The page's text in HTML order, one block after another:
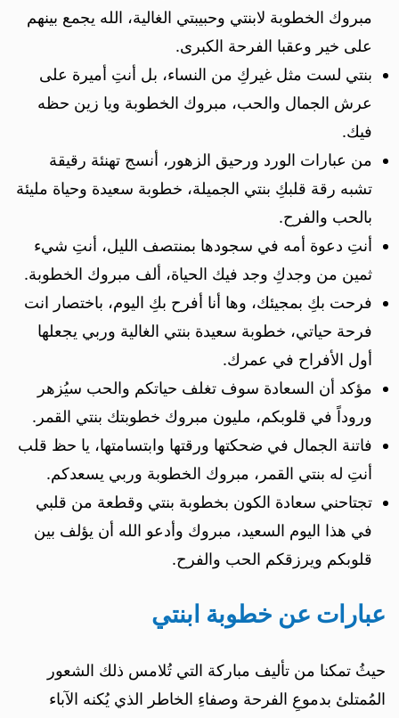
مبروك الخطوبة لابنتي وحبيبتي الغالية، الله يجمع بينهم
على خير وعقبا الفرحة الكبرى.
بنتي لست مثل غيركِ من النساء، بل أنتِ أميرة على
عرش الجمال والحب، مبروك الخطوبة ويا زين حظه
فيك.
من عبارات الورد ورحيق الزهور، أنسج تهنئة رقيقة
تشبه رقة قلبكِ بنتي الجميلة، خطوبة سعيدة وحياة مليئة
بالحب والفرح.
أنتِ دعوة أمه في سجودها بمنتصف الليل، أنتِ شيء
ثمين من وجدكِ وجد فيك الحياة، ألف مبروك الخطوبة.
فرحت بكِ بمجيئك، وها أنا أفرح بكِ اليوم، باختصار انت
فرحة حياتي، خطوبة سعيدة بنتي الغالية وربي يجعلها
أول الأفراح في عمرك.
مؤكد أن السعادة سوف تغلف حياتكم والحب سيُزهر
وروداً في قلوبكم، مليون مبروك خطوبتك بنتي القمر.
فاتنة الجمال في ضحكتها ورقتها وابتسامتها، يا حظ قلب
أنتِ له بنتي القمر، مبروك الخطوبة وربي يسعدكم.
تجتاحني سعادة الكون بخطوبة بنتي وقطعة من قلبي
في هذا اليوم السعيد، مبروك وأدعو الله أن يؤلف بين
قلوبكم ويرزقكم الحب والفرح.
عبارات عن خطوبة ابنتي
حيثُ تمكنا من تأليف مباركة التي تُلامس ذلك الشعور
المُمتلئ بدموعِ الفرحة وصفاءِ الخاطر الذي يُكنه الآباء